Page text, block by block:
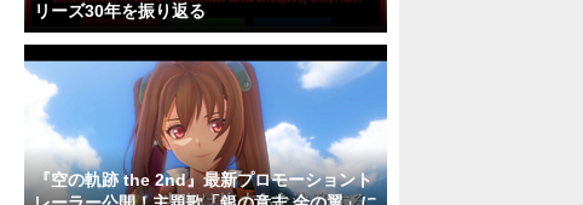
リーズ30年を振り返る
『空の軌跡 the 2nd』最新プロモーショント